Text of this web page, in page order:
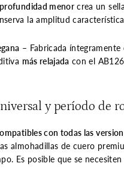
profundidad menor crea un
la amplitud
– Fabricada
más relajada con el
y período de
con todas las
almohadillas de cuero
Es posible que se